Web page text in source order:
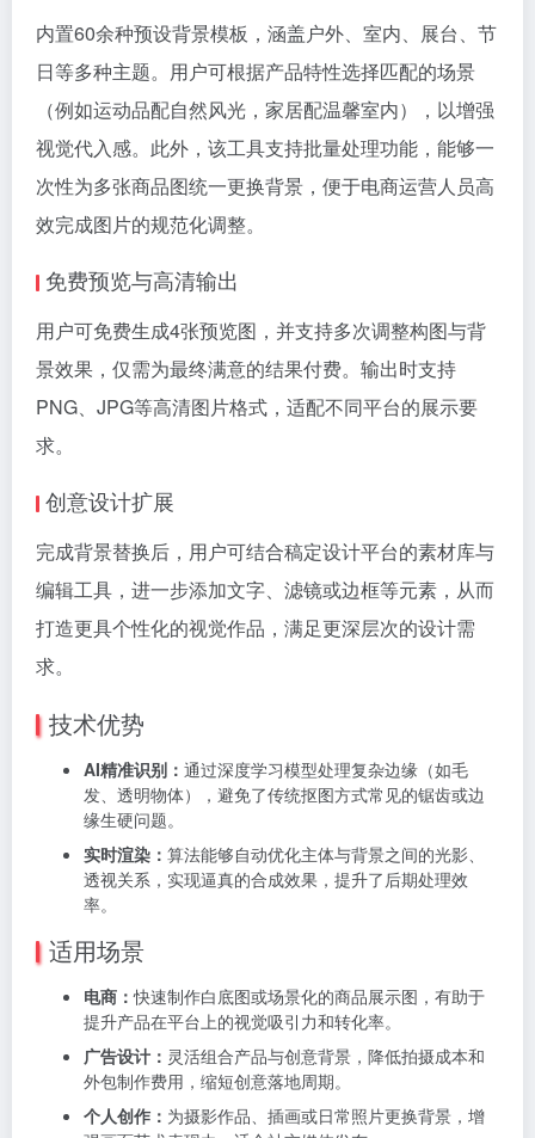
内置60余种预设背景模板，涵盖户外、室内、展台、节
日等多种主题。用户可根据产品特性选择匹配的场景
（例如运动品配自然风光，家居配温馨室内），以增强
视觉代入感。此外，该工具支持批量处理功能，能够一
次性为多张商品图统一更换背景，便于电商运营人员高
效完成图片的规范化调整。
免费预览与高清输出
用户可免费生成4张预览图，并支持多次调整构图与背
景效果，仅需为最终满意的结果付费。输出时支持
PNG、JPG等高清图片格式，适配不同平台的展示要
求。
创意设计扩展
完成背景替换后，用户可结合稿定设计平台的素材库与
编辑工具，进一步添加文字、滤镜或边框等元素，从而
打造更具个性化的视觉作品，满足更深层次的设计需
求。
技术优势
AI精准识别： 通过深度学习模型处理复杂边缘（如毛
发、透明物体），避免了传统抠图方式常见的锯齿或边
缘生硬问题。
实时渲染： 算法能够自动优化主体与背景之间的光影、
透视关系，实现逼真的合成效果，提升了后期处理效
率。
适用场景
电商：快速制作白底图或场景化的商品展示图，有助于
提升产品在平台上的视觉吸引力和转化率。
广告设计： 灵活组合产品与创意背景，降低拍摄成本和
外包制作费用，缩短创意落地周期。
个人创作： 为摄影作品、插画或日常照片更换背景，增